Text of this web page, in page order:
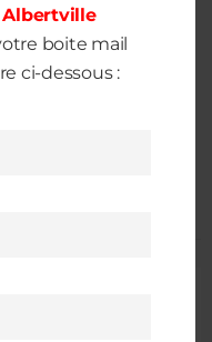
Albertville
boite mail
ci-dessous :